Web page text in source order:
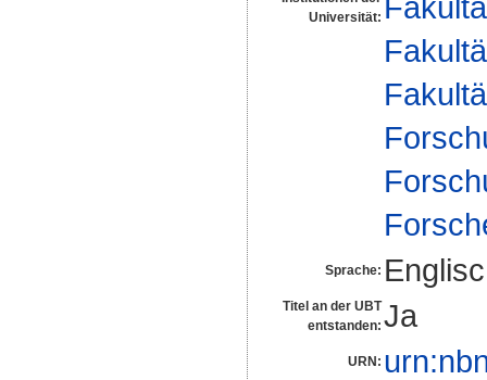
Universität:
Sprache:
Titel an der UBT
entstanden: Ja
URN: